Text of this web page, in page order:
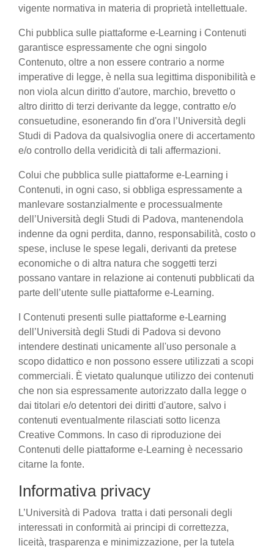
vigente normativa in materia di proprietà intellettuale.
Chi pubblica sulle piattaforme e-Learning i Contenuti
garantisce espressamente che ogni singolo
Contenuto, oltre a non essere contrario a norme
imperative di legge, è nella sua legittima disponibilità e
non viola alcun diritto d'autore, marchio, brevetto o
altro diritto di terzi derivante da legge, contratto e/o
consuetudine, esonerando fin d'ora l’Università degli
Studi di Padova da qualsivoglia onere di accertamento
e/o controllo della veridicità di tali affermazioni.
Colui che pubblica sulle piattaforme e-Learning i
Contenuti, in ogni caso, si obbliga espressamente a
manlevare sostanzialmente e processualmente
dell’Università degli Studi di Padova, mantenendola
indenne da ogni perdita, danno, responsabilità, costo o
spese, incluse le spese legali, derivanti da pretese
economiche o di altra natura che soggetti terzi
possano vantare in relazione ai contenuti pubblicati da
parte dell’utente sulle piattaforme e-Learning.
I Contenuti presenti sulle piattaforme e-Learning
dell’Università degli Studi di Padova si devono
intendere destinati unicamente all'uso personale a
scopo didattico e non possono essere utilizzati a scopi
commerciali. È vietato qualunque utilizzo dei contenuti
che non sia espressamente autorizzato dalla legge o
dai titolari e/o detentori dei diritti d'autore, salvo i
contenuti eventualmente rilasciati sotto licenza
Creative Commons. In caso di riproduzione dei
Contenuti delle piattaforme e-Learning è necessario
citarne la fonte.
Informativa privacy
L’Università di Padova tratta i dati personali degli
interessati in conformità ai principi di correttezza,
liceità, trasparenza e minimizzazione, per la tutela